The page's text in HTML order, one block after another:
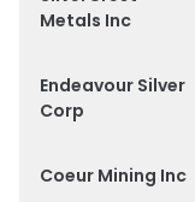
Metals Inc
Endeavour Silver
Corp
Coeur Mining Inc